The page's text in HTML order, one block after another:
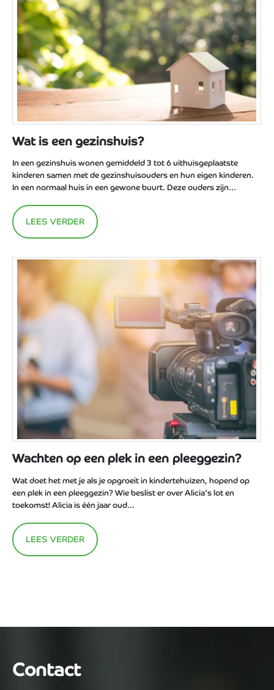
Wat is een gezinshuis?
In een gezinshuis wonen gemiddeld 3 tot 6 uithuisgeplaatste
kinderen samen met de gezinshuisouders en hun eigen kinderen.
In een normaal huis in een gewone buurt. Deze ouders zijn...
LEES VERDER
Wachten op een plek in een pleeggezin?
Wat doet het met je als je opgroeit in kindertehuizen, hopend op
een plek in een pleeggezin? Wie beslist er over Alicia's lot en
toekomst! Alicia is één jaar oud...
LEES VERDER
Contact